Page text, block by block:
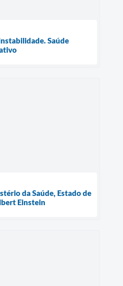
Saúde
da Saúde, Estado de
Einstein